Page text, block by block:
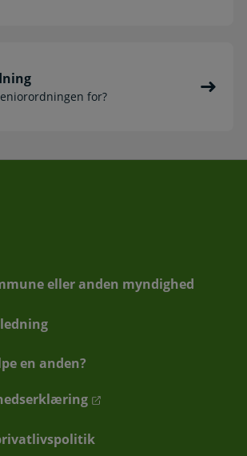
for?
eller anden myndighed
en anden?